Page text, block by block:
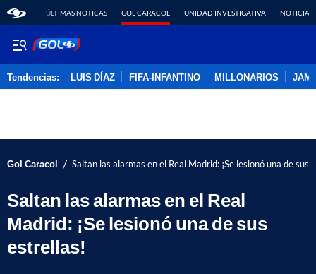
ÚLTIMAS NOTICAS GOL CARACOL UNIDAD INVESTIGATIVA NOTICIAS
Tendencias: LUIS DÍAZ FIFA-INFANTINO MILLONARIOS
Gol Caracol / Saltan las alarmas en el Real Madrid: ¡Se lesionó una de sus
Saltan las alarmas en el Real
Madrid: ¡Se lesionó una de sus
estrellas!